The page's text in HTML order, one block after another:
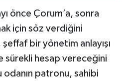
önce Çorum’a, sonra
için söz verdiğini
şeffaf bir yönetim anlayışı
sürekli hesap vereceğini
patronu, sahibi